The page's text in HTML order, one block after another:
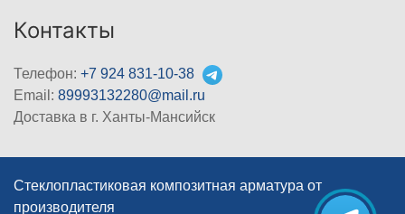
Контакты
Телефон: +7 924 831-10-38
Email: 89993132280@mail.ru
Доставка в г. Ханты-Мансийск
Стеклопластиковая композитная арматура от
производителя